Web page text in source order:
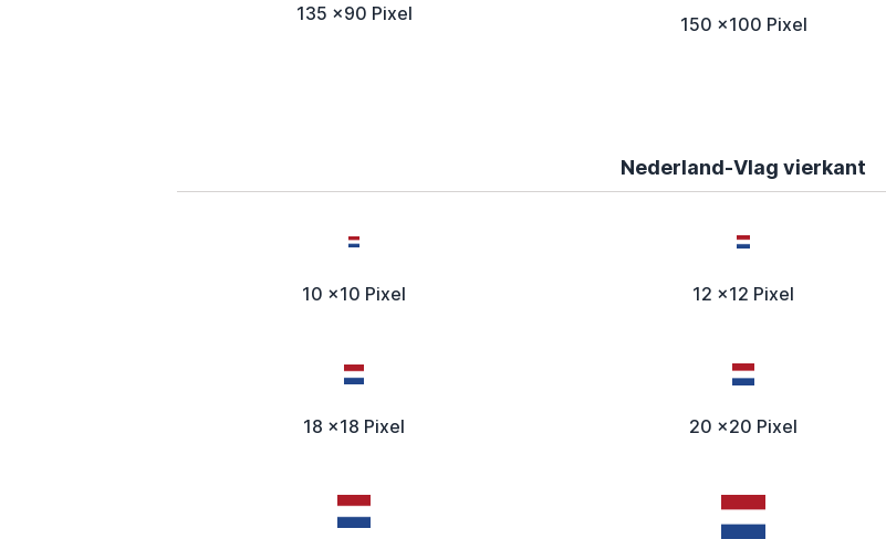
135 x90 Pixel 150 x100 Pixel
Nederland-Vlag vierkant
10 x10 Pixel 12 x12 Pixel
18 x18 Pixel 20 x20 Pixel